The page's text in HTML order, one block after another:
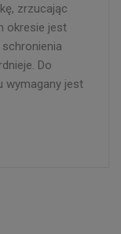
zrzucając
okresie jest
Do
wymagany jest